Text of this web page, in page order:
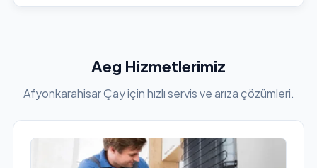
Aeg Hizmetlerimiz
Afyonkarahisar Çay için hızlı servis ve arıza çözümleri.